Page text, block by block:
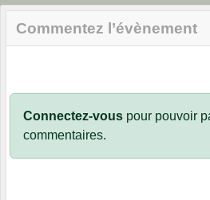
Commentez l’évènement
Connectez-vous pour pouvoir
commentaires.